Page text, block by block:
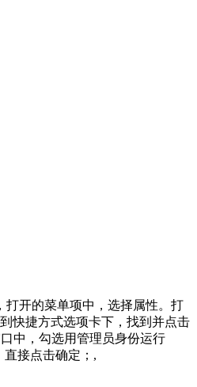
打开的菜单项中，选择属性。打
快捷方式选项卡下，找到并点击
中，勾选用管理员身份运行
直接点击确定；,